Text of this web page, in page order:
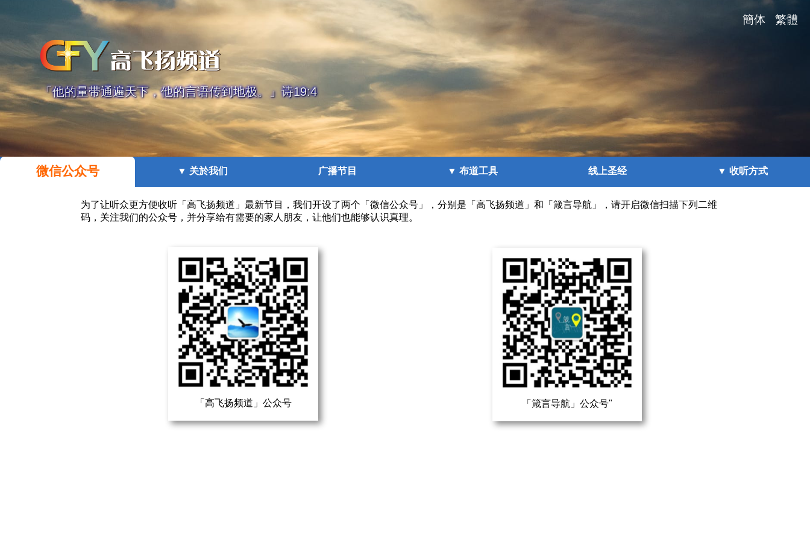
簡体 繁體
「他的量带通遍天下，他的言语传到地极。」诗19:4
▼ 关於我们 广播节目 ▼ 布道工具 线上圣经 ▼ 收听方式
微信公众号
为了让听众更方便收听「高飞扬频道」最新节目，我们开设了两个「微信公众号」，分别是「高飞扬频道」和「箴言导航」，请开启微信扫描下列二维
码，关注我们的公众号，并分享给有需要的家人朋友，让他们也能够认识真理。
「高飞扬频道」公众号 「箴言导航」公众号"